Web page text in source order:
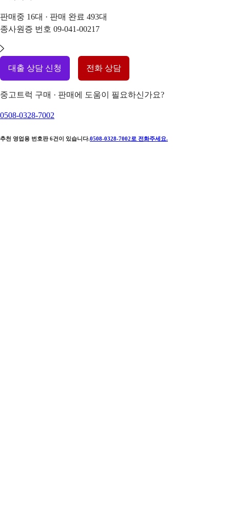
판매중 16대 · 판매 완료 493대
종사원증 번호 09-041-00217
대출 상담 신청 전화 상담
중고트럭 구매 · 판매에 도움이 필요하신가요?
0508-0328-7002
추천 영업용 번호판 6건이 있습니다.0508-0328-7002 로 전화주세요.